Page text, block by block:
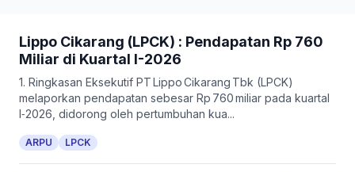
Lippo Cikarang (LPCK) : Pendapatan Rp 760
Miliar di Kuartal I-2026
1. Ringkasan Eksekutif PT Lippo Cikarang Tbk (LPCK)
melaporkan pendapatan sebesar Rp 760 miliar pada kuartal
I‑2026, didorong oleh pertumbuhan kua...
ARPU LPCK